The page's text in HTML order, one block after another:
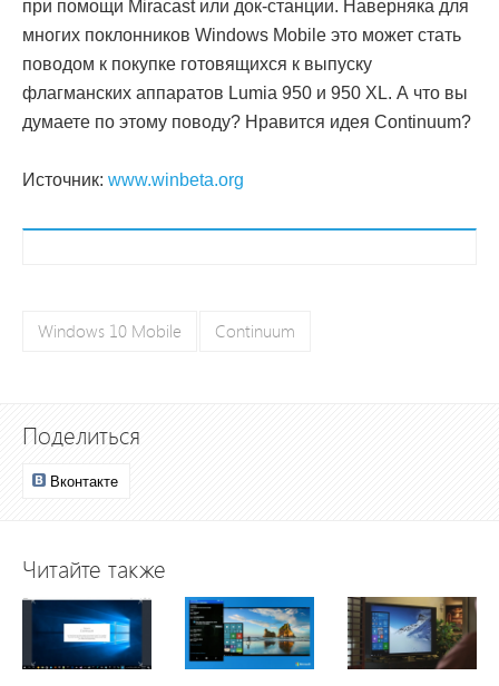
при помощи Miracast или док-станции. Наверняка для
многих поклонников Windows Mobile это может стать
поводом к покупке готовящихся к выпуску
флагманских аппаратов Lumia 950 и 950 XL. А что вы
думаете по этому поводу? Нравится идея Continuum?
Источник: www.winbeta.org
Windows 10 Mobile Continuum
Поделиться
Вконтакте
Читайте также